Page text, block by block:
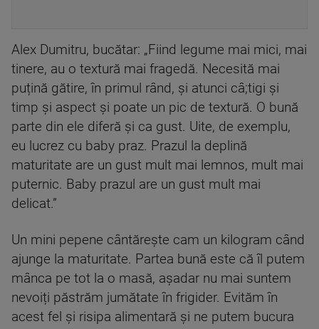
Alex Dumitru, bucătar: „Fiind legume mai mici, mai
tinere, au o textură mai fragedă. Necesită mai
puțină gătire, în primul rând, și atunci câ;tigi și
timp și aspect și poate un pic de textură. O bună
parte din ele diferă și ca gust. Uite, de exemplu,
eu lucrez cu baby praz. Prazul la deplină
maturitate are un gust mult mai lemnos, mult mai
puternic. Baby prazul are un gust mult mai
delicat.”
Un mini pepene cântărește cam un kilogram când
ajunge la maturitate. Partea bună este că îl putem
mânca pe tot la o masă, așadar nu mai suntem
nevoiți păstrăm jumătate în frigider. Evităm în
acest fel și risipa alimentară și ne putem bucura